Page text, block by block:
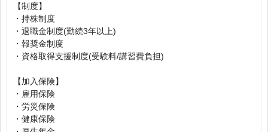
【制度】
・持株制度
・退職金制度(勤続3年以上)
・報奨金制度
・資格取得支援制度(受験料/講習費負担)
【加入保険】
・雇用保険
・労災保険
・健康保険